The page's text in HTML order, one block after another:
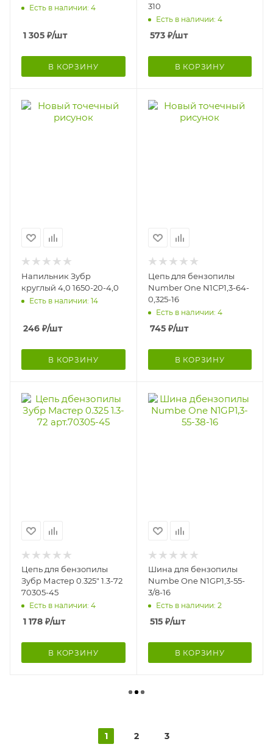
Есть в наличии: 4
1 305 ₽/шт
В КОРЗИНУ
310
Есть в наличии: 4
573₽/шт
В КОРЗИНУ
Напильник Зубр
круглый 4,0 1650-20-4,0
Есть в наличии: 14
246 ₽/шт
В КОРЗИНУ
Цепь для бензопилы
Number One N1CP1,3-64-
0,325-16
Есть в наличии: 4
745₽/шт
В КОРЗИНУ
Цепь для бензопилы
Зубр Мастер 0.325" 1.3-72
70305-45
Есть в наличии: 4
1 178 ₽/шт
В КОРЗИНУ
Шина для бензопилы
Numbe One N1GP1,3-55-
3/8-16
Есть в наличии: 2
515₽/шт
В КОРЗИНУ
1 2 3